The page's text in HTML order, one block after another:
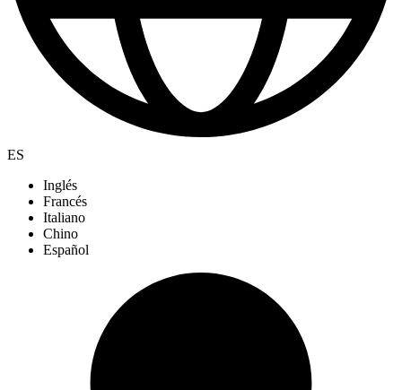
ES
Inglés
Francés
Italiano
Chino
Español